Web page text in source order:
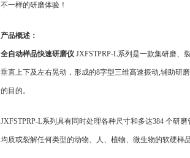
不一样的研磨体验！
产品概述：
全自动样品快速研磨仪 JXFSTPRP-L系列是一款集研磨、
垂直上下及左右晃动，形成的8字型三维高速振动,辅助研
的目的。
JXFSTPRP-L系列具有同时处理各种尺寸和多达384 个研
均质或裂解任何类型的动物、人、植物、微生物的软硬样